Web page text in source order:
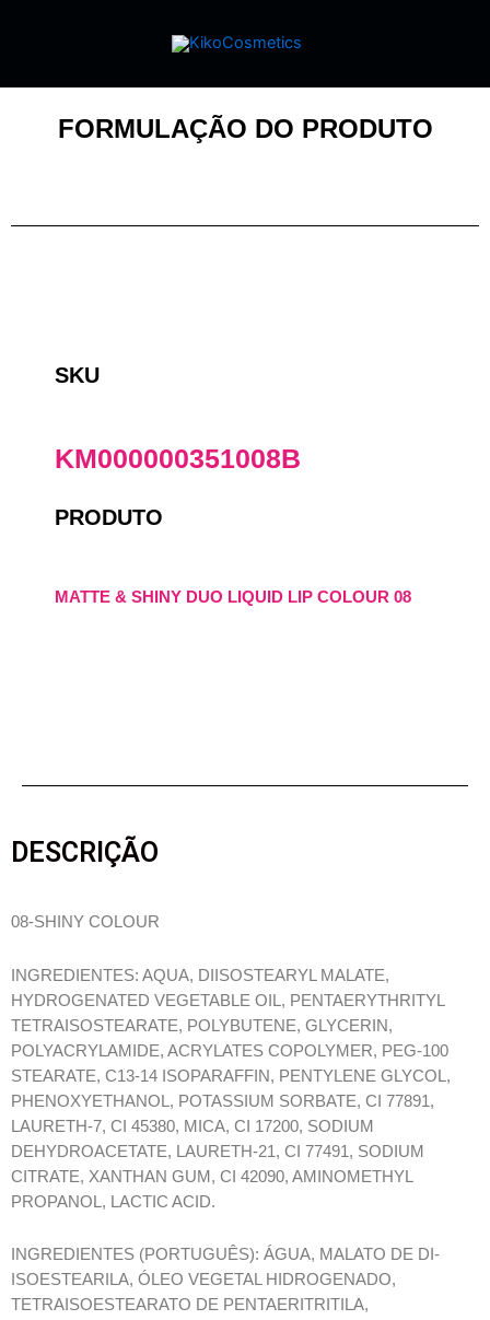
FORMULAÇÃO DO PRODUTO
SKU
KM000000351008B
PRODUTO
MATTE & SHINY DUO LIQUID LIP COLOUR 08
DESCRIÇÃO
08-SHINY COLOUR
INGREDIENTES: AQUA, DIISOSTEARYL MALATE,
HYDROGENATED VEGETABLE OIL, PENTAERYTHRITYL
TETRAISOSTEARATE, POLYBUTENE, GLYCERIN,
POLYACRYLAMIDE, ACRYLATES COPOLYMER, PEG-100
STEARATE, C13-14 ISOPARAFFIN, PENTYLENE GLYCOL,
PHENOXYETHANOL, POTASSIUM SORBATE, CI 77891,
LAURETH-7, CI 45380, MICA, CI 17200, SODIUM
DEHYDROACETATE, LAURETH-21, CI 77491, SODIUM
CITRATE, XANTHAN GUM, CI 42090, AMINOMETHYL
PROPANOL, LACTIC ACID.
INGREDIENTES (PORTUGUÊS): ÁGUA, MALATO DE DI-
ISOESTEARILA, ÓLEO VEGETAL HIDROGENADO,
TETRAISOESTEARATO DE PENTAERITRITILA,